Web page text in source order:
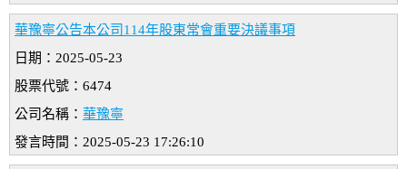
華豫寧公告本公司114年股東常會重要決議事項
日期：2025-05-23
股票代號：6474
公司名稱： 華豫寧
發言時間：2025-05-23 17:26:10